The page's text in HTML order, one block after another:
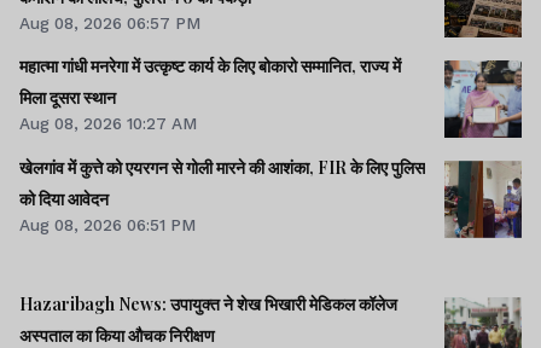
Aug 08, 2026 06:57 PM
महात्मा गांधी मनरेगा में उत्कृष्ट कार्य के लिए बोकारो सम्मानित, राज्य में
मिला दूसरा स्थान
Aug 08, 2026 10:27 AM
खेलगांव में कुत्ते को एयरगन से गोली मारने की आशंका, FIR के लिए पुलिस
को दिया आवेदन
Aug 08, 2026 06:51 PM
Hazaribagh News: उपायुक्त ने शेख भिखारी मेडिकल कॉलेज
अस्पताल का किया औचक निरीक्षण